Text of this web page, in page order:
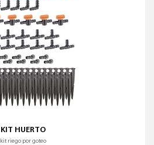
KIT HUERTO
kit riego por goteo